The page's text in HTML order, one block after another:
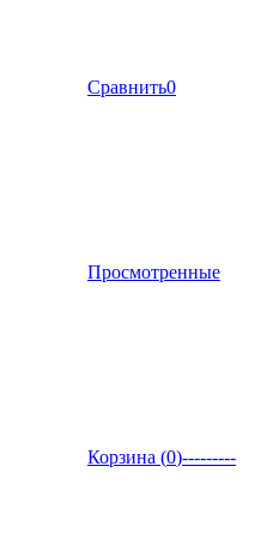
Сравнить0
Просмотренные
Корзина (0)---------